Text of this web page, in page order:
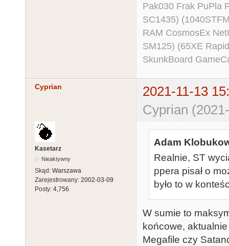
Pak030 Frak PuPla
SC1435)
RAM CosmosEx
SM125) (65XE
SkunkBoard
Cyprian
2021-11-13
Cyprian
Kasetarz
Nieaktywny
Skąd: Warszawa
Zarejestrowany: 2002-03-09
Posty: 4,756
Adam
Realnie, ST
ppera pisał o
było to w
W sumie to
końcowe,
Megafile czy